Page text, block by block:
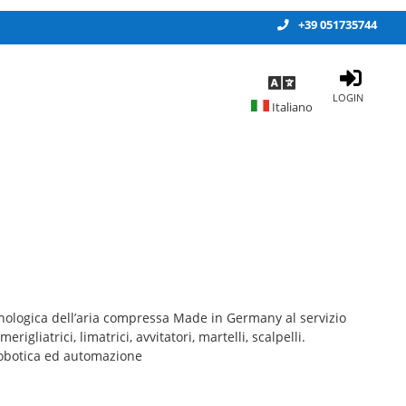
+39 051735744
LOGIN
dell’aria compressa Made in Germany al servizio
limatrici, avvitatori, martelli, scalpelli.
ed automazione